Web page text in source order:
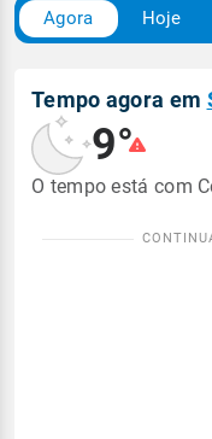
Agora Hoje
Tempo agora em
9°
O tempo está com